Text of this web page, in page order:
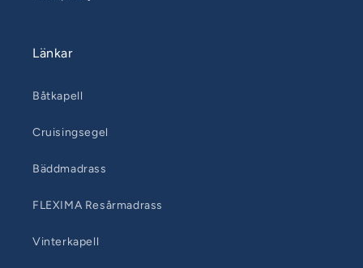
Länkar
Båtkapell
Cruisingsegel
Bäddmadrass
FLEXIMA Resårmadrass
Vinterkapell